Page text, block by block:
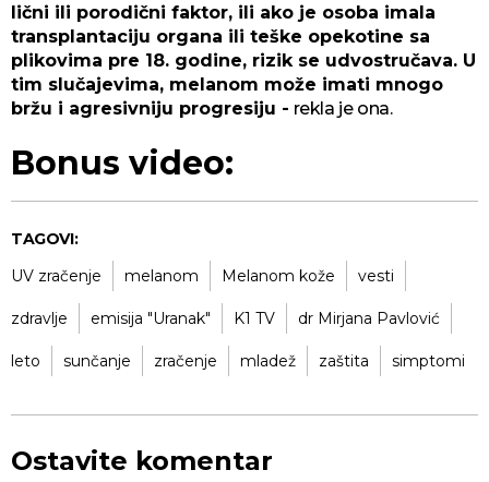
lični ili porodični faktor, ili ako je osoba imala
transplantaciju organa ili teške opekotine sa
plikovima pre 18. godine, rizik se udvostručava. U
tim slučajevima, melanom može imati mnogo
bržu i agresivniju progresiju - rekla je ona.
Bonus video:
TAGOVI:
UV zračenje
melanom Melanom kože vesti
zdravlje emisija "Uranak" K1 TV dr Mirjana Pavlović
leto sunčanje zračenje mladež zaštita simptomi
Ostavite komentar